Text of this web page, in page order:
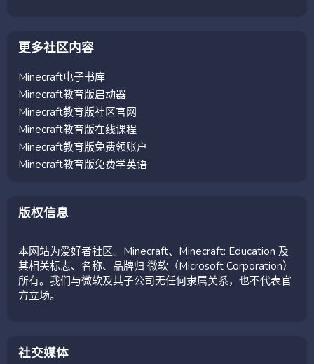
更多社区内容
Minecraft电子书库
Minecraft教育版启动器
Minecraft教育版社区官网
Minecraft教育版在线课程
Minecraft教育版免费领账户
Minecraft教育版免费学英语
版权信息
本网站为爱好者社区。Minecraft、Minecraft: Education 及
其相关标志、名称、品牌归 微软（Microsoft Corporation）
所有。我们与微软及其子公司无任何隶属关系，也不代表官
方立场。
社交媒体